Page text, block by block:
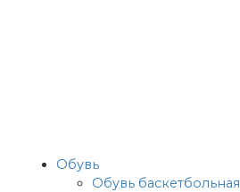
Обувь
Обувь баскетбольная